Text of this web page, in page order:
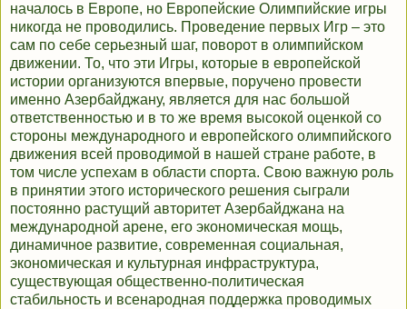
началось в Европе, но Европейские Олимпийские игры
никогда не проводились. Проведение первых Игр – это
сам по себе серьезный шаг, поворот в олимпийском
движении. То, что эти Игры, которые в европейской
истории организуются впервые, поручено провести
именно Азербайджану, является для нас большой
ответственностью и в то же время высокой оценкой со
стороны международного и европейского олимпийского
движения всей проводимой в нашей стране работе, в
том числе успехам в области спорта. Свою важную роль
в принятии этого исторического решения сыграли
постоянно растущий авторитет Азербайджана на
международной арене, его экономическая мощь,
динамичное развитие, современная социальная,
экономическая и культурная инфраструктура,
существующая общественно-политическая
стабильность и всенародная поддержка проводимых